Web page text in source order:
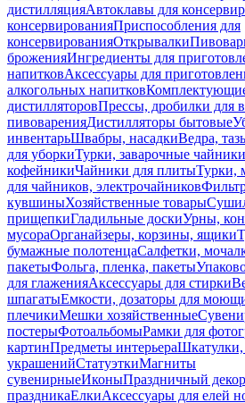
дистилляцияАвтоклавы для
консервированияПриспособления для
консервированияОткрывалки
броженияИнгредиенты для
напитковАксессуары для
алкогольных напитков
дистилляторовПрессы, дробилки для
пивоваренияДистилляторы бытовые
инвентарьШвабры, насадкиВедра,
для уборкиТурки, заварочные чайники
кофейникиЧайники для плитыТурки,
для чайников, электрочайников
кувшиныХозяйственные товары
прищепкиГладильные доскиУрны,
мусораОрганайзеры, корзины, ящики
бумажные полотенцаСалфетки,
пакетыФольга, пленка, пакеты
для глаженияАксессуары для стирки
шпагатыЕмкости, дозаторы для
плечикиМешки хозяйственные
постерыФотоальбомыРамки для
картинПредметы интерьераШкатулки,
украшенийСтатуэткиМагниты
сувенирныеИконыПраздничный декор
праздникаЕлкиАксессуары для елей